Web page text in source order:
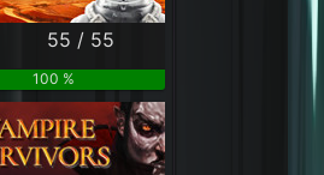
55 / 55
100 %